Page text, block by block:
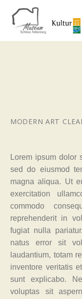
MODERN ART
Lorem ipsum dolor
sed do eiusmod
magna aliqua. Ut
exercitation
commodo
reprehenderit in
fugiat nulla
natus error sit
laudantium, totam
inventore veritatis
sunt explicabo.
voluptas sit